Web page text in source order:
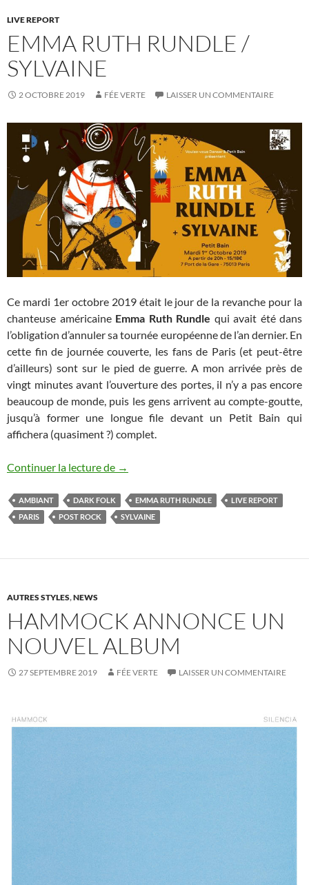
LIVE REPORT
EMMA RUTH RUNDLE /
SYLVAINE
2 OCTOBRE 2019 FÉE VERTE LAISSER UN COMMENTAIRE
Ce mardi 1er octobre 2019 était le jour de la revanche pour la
chanteuse américaine Emma Ruth Rundle qui avait été dans
l’obligation d’annuler sa tournée européenne de l’an dernier. En
cette fin de journée couverte, les fans de Paris (et peut-être
d’ailleurs) sont sur le pied de guerre. A mon arrivée près de
vingt minutes avant l’ouverture des portes, il n’y a pas encore
beaucoup de monde, puis les gens arrivent au compte-goutte,
jusqu’à former une longue file devant un Petit Bain qui
affichera (quasiment ?) complet.
Continuer la lecture de Emma Ruth Rundle / Sylvaine
→
AMBIANT DARK FOLK EMMA RUTH RUNDLE
LIVE REPORT
PARIS
POST ROCK SYLVAINE
AUTRES STYLES,NEWS
HAMMOCK ANNONCE UN
NOUVEL ALBUM
27 SEPTEMBRE 2019 FÉE VERTE LAISSER UN COMMENTAIRE